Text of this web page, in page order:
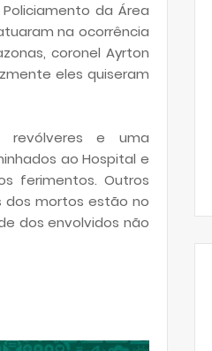
da Área
na ocorrência
coronel Ayrton
eles quiseram
revólveres e uma
ao Hospital e
ferimentos. Outros
dos mortos estão no
dos envolvidos não